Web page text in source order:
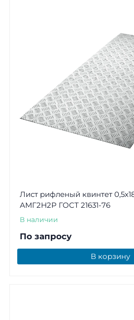
Лист рифленый квинтет
АМГ2Н2Р ГОСТ 21631-76
В наличии
По запросу
В корзину